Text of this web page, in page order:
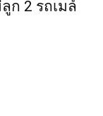
ก 2 รถเมล์